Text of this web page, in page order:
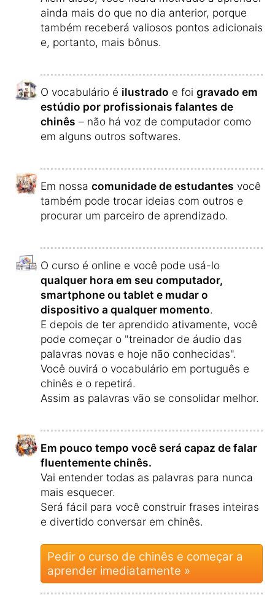
ainda mais do que no dia anterior, porque
também receberá valiosos pontos adicionais
e, portanto, mais bônus.
O vocabulário é ilustrado e foi gravado em
estúdio por profissionais falantes de
chinês – não há voz de computador como
em alguns outros softwares.
Em nossa comunidade de estudantes você
também pode trocar ideias com outros e
procurar um parceiro de aprendizado.
O curso é online e você pode usá-lo
qualquer hora em seu computador,
smartphone ou tablet e mudar o
dispositivo a qualquer momento.
E depois de ter aprendido ativamente, você
pode começar o "treinador de áudio das
palavras novas e hoje não conhecidas".
Você ouvirá o vocabulário em português e
chinês e o repetirá.
Assim as palavras vão se consolidar melhor.
Em pouco tempo você será capaz de falar
fluentemente chinês.
Vai entender todas as palavras para nunca
mais esquecer.
Será fácil para você construir frases inteiras
e divertido conversar em chinês.
Pedir o curso de chinês e começar a
aprender imediatamente »